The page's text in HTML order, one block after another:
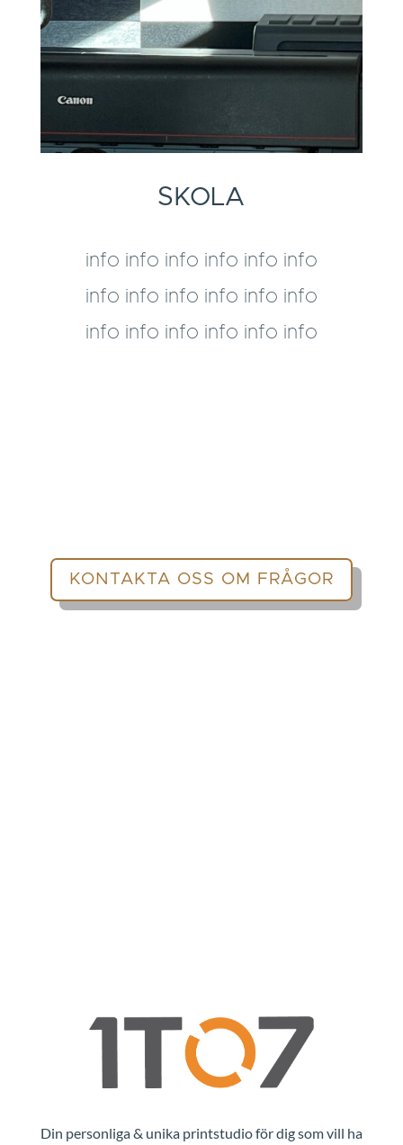
SKOLA
info info info info info info
info info info info info info
info info info info info info
KONTAKTA OSS OM FRÅGOR
Din personliga & unika printstudio för dig som vill ha